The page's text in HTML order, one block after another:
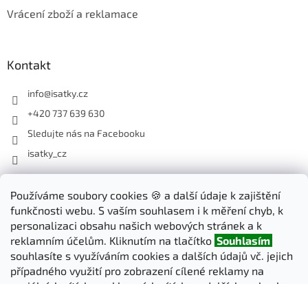
Používáme soubory cookies 🍪 a další údaje k zajištění
funkčnosti webu. S vaším souhlasem i k měření chyb, k
personalizaci obsahu našich webových stránek a k
reklamním účelům. Kliknutím na tlačítko Souhlasím
souhlasíte s využíváním cookies a dalších údajů vč. jejich
případného využití pro zobrazení cílené reklamy na
Vrácení zboží a reklamace
Kontakt
info@isatky.cz
+420 737 639 630
Sledujte nás na Facebooku
isatky_cz
Odebírat newsletter
Vložte svůj e-mail a my vám budeme zasílat informace o nových
produktech na našem e-shopu.
E-mail